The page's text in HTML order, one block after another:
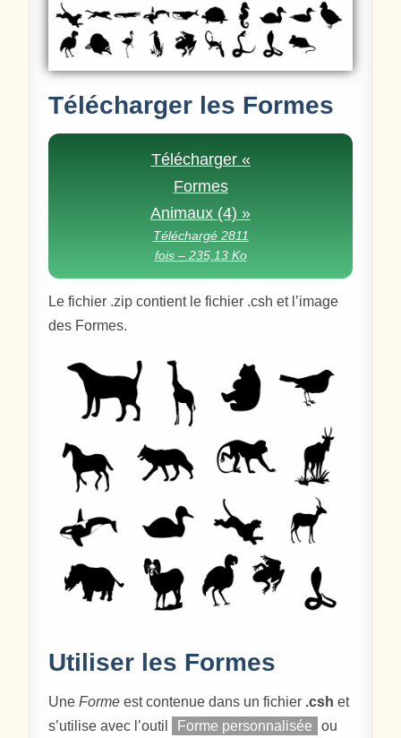
Télécharger les Formes
Télécharger «
Formes
Animaux (4) »
Téléchargé 2811
fois – 235,13 Ko
Le fichier .zip contient le fichier .csh et l’image
des Formes.
Utiliser les Formes
UneForme est contenue dans un fichier .csh et
s’utilise avec l’outil
Forme personnalisée
ou